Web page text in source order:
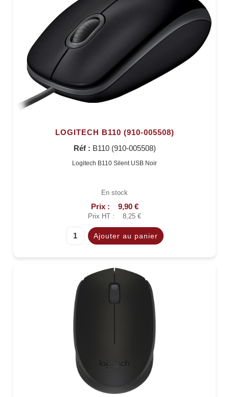
LOGITECH B110 (910-005508)
Réf : B110 (910-005508)
Logitech B110 Silent USB Noir
En stock
Prix : 9,90 €
Prix HT : 8,25 €